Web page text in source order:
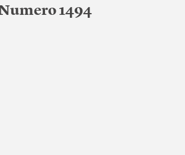
Numero 1494